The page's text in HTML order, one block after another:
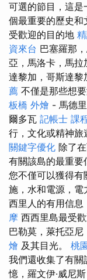
可選的節目，這是
個最重要的歷史
受歡迎的目的地
資來台 巴塞羅那
亞，馬洛卡，馬
達黎加，哥斯達黎
薦 不僅是那些想
板橋 外燴 - 馬德
爾多瓦 記帳士 課
行，文化或精神旅
關鍵字優化 除了
有關該島的最重要
您不僅可以獲得有
施，水和電源，
西里人的有用信息
摩 西西里島最受
巴勒莫，萊托亞
燴 及其目光。 桃
我們還收集了有
憶，羅文伊·威尼